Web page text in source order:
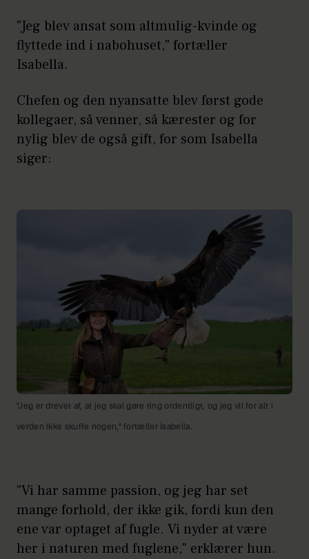
"Jeg blev ansat som altmulig-kvinde og
flyttede ind i nabohuset," fortæller
Isabella.
Chefen og den nyansatte blev først gode
kollegaer, så venner, så kærester og for
nylig blev de også gift, for som Isabella
siger:
"Jeg er drevet af, at jeg skal gøre ting ordentligt, og jeg vil for alt i
verden ikke skuffe nogen," fortæller Isabella.
"Vi har samme passion, og jeg har set
mange forhold, der ikke gik, fordi kun den
ene var optaget af fugle. Vi nyder at være
her i naturen med fuglene," erklærer hun.